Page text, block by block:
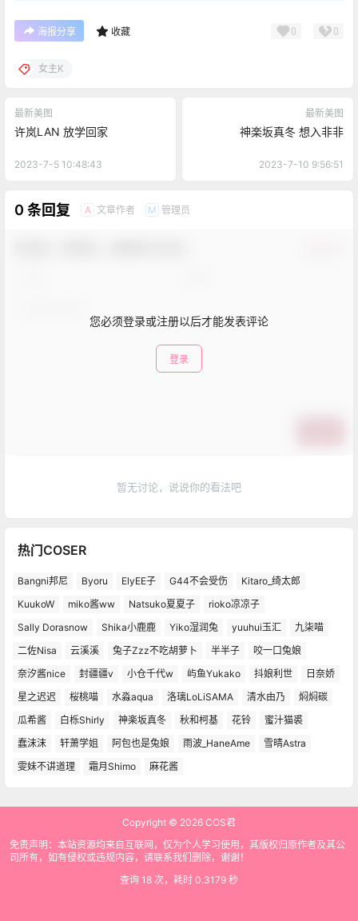
海报分享 收藏 0 0
女主K
最新美图
许岚LAN 放学回家
2023-7-5 10:48:43
最新美图
神楽坂真冬 想入非非
2023-7-10 9:56:51
0 条回复 A 文章作者 M 管理员
您必须登录或注册以后才能发表评论
登录
暂无讨论，说说你的看法吧
热门COSER
Bangni邦尼 Byoru ElyEE子 G44不会受伤
Kitaro_绮太郎
KuukoW
miko酱ww Natsuko夏夏子
rioko凉凉子
Sally Dorasnow
Shika小鹿鹿 Yiko湿润兔 yuuhui玉汇
九柒喵
二佐Nisa
云溪溪 兔子Zzz不吃胡萝卜 半半子
咬一口兔娘
奈汐酱nice
封疆疆v 小仓千代w 屿鱼Yukako 抖娘利世
日奈娇
星之迟迟
桜桃喵 水淼aqua 洛璃LoLiSAMA 清水由乃
焖焖碳
瓜希酱
白栎Shirly 神楽坂真冬 秋和柯基 花铃
蜜汁猫裘
蠢沫沫
轩萧学姐 阿包也是兔娘 雨波_HaneAme
雪晴Astra
雯妹不讲道理
霜月Shimo 麻花酱
Copyright © 2026 COS君
免责声明：本站资源均来自互联网，仅为个人学习使用，其版权归原作者及其公
司所有，如有侵权或违规内容，请联系我们删除，谢谢！
查询 18 次，耗时 0.3179 秒